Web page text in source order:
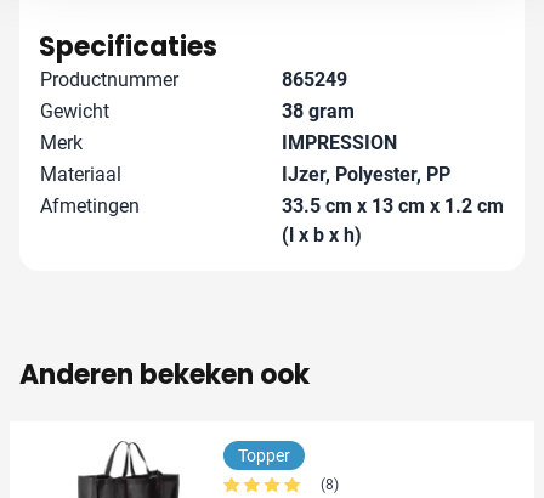
geleverd.
Specificaties
Productnummer
865249
Gewicht
38 gram
Merk
IMPRESSION
Materiaal
IJzer, Polyester, PP
Afmetingen
33.5 cm x 13 cm x 1.2 cm
(l x b x h)
Anderen bekeken ook
Topper
(8)